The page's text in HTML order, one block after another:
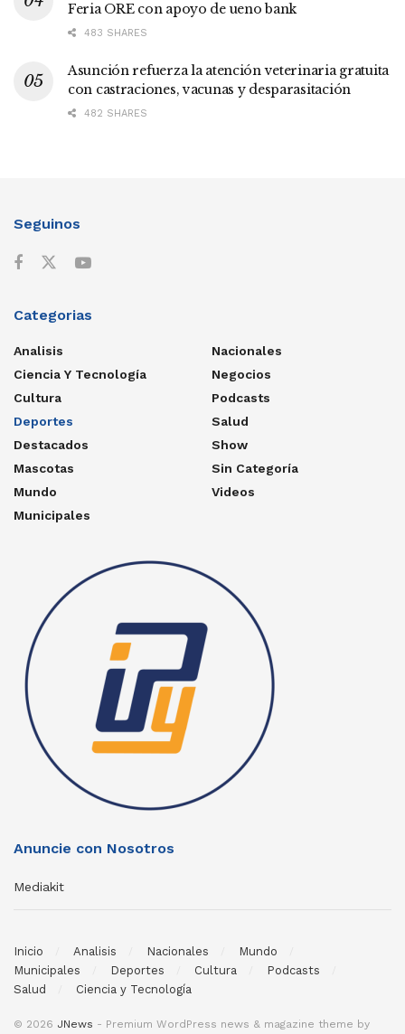
Feria ORE con apoyo de ueno bank
483 SHARES
Asunción refuerza la atención veterinaria gratuita
con castraciones, vacunas y desparasitación
482 SHARES
Seguinos
Categorias
Analisis
Ciencia Y Tecnología
Cultura
Deportes
Destacados
Mascotas
Mundo
Municipales
Nacionales
Negocios
Podcasts
Salud
Show
Sin Categoría
Videos
Anuncie con Nosotros
Mediakit
Inicio Analisis Nacionales
Mundo
Municipales
Deportes Cultura
Podcasts
Salud
Ciencia y Tecnología
© 2026 JNews - Premium WordPress news & magazine theme by